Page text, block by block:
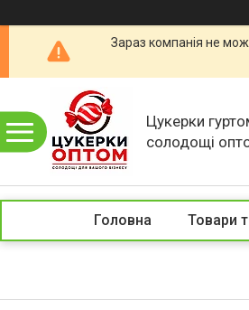
Зараз компанія не
Цукерки
солодощі
Головна Товари